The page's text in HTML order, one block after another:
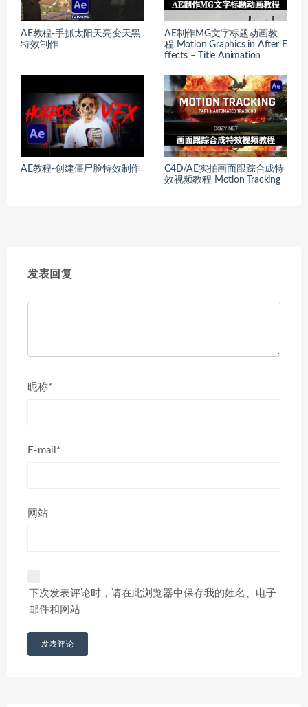
AE教程-手抓太阳天亮变天黑
特效制作
AE制作MG文字标题动画教
程 Motion Graphics in After E
ffects – Title Animation
AE教程-创建僵尸脸特效制作
C4D/AE实拍画面跟踪合成特
效视频教程 Motion Tracking
发表回复
昵称*
E-mail*
网站
下次发表评论时，请在此浏览器中保存我的姓名、电子
邮件和网站